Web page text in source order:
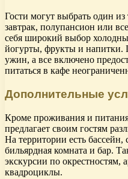
Гости могут выбрать один
завтрак, полупансион или
себя широкий выбор
йогурты, фрукты и напитки.
ужин, а все включено
питаться в кафе
Дополнительные
Кроме проживания и
предлагает своим гостям
На территории есть
бильярдная комната и бар.
экскурсии по окрестностям,
квадроциклы.